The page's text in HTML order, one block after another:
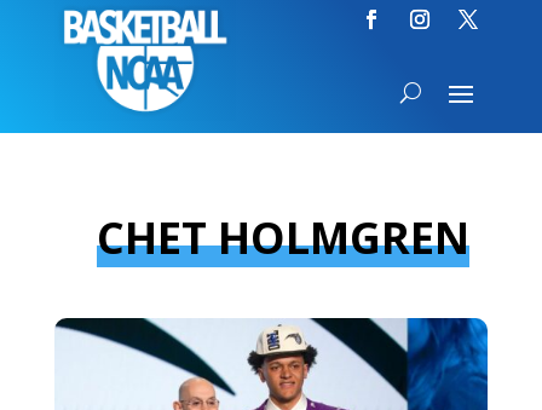
CHET HOLMGREN